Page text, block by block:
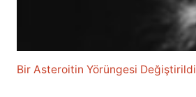
Bir Asteroitin Yörüngesi Değiştirildi